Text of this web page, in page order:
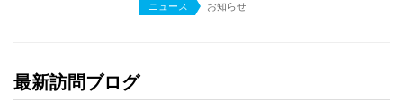
ニュース お知らせ
最新訪問ブログ